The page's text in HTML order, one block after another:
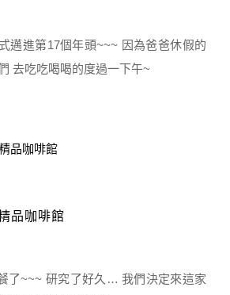
邁進第17個年頭~~~ 因為爸爸休假的
去吃吃喝喝的度過一下午~
品咖啡館
了~~~ 研究了好久… 我們決定來這家